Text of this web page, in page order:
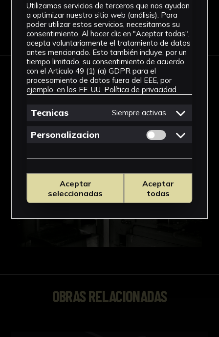
Descargar Ficha
IMÁGENES
OBRAS RELACIONADAS
Utilizamos servicios de terceros que nos ayudan
a optimizar nuestro sitio web (análisis). Para
poder utilizar estos servicios, necesitamos su
consentimiento. Al hacer clic en "Aceptar todas",
acepta voluntariamente el tratamiento de datos
antes mencionado. Esto también incluye, por un
tiempo limitado, su consentimiento de acuerdo
con el Artículo 49 (1) (a) GDPR para el
procesamiento de datos fuera del EEE, por
ejemplo, en los EE. UU. Política de privacidad
Tecnicas Siempre activas
Personalizacion Permitir cookies
Aceptar
seleccionadas
Aceptar
todas